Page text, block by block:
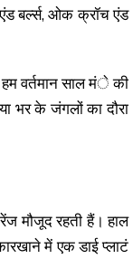
बर्ल्स, ओक क्रॉच एंड
वर्तमान साल मंे की
भर के जंगलों का दौरा
मौजूद रहती हैं। हाल
में एक डाई प्लाटं